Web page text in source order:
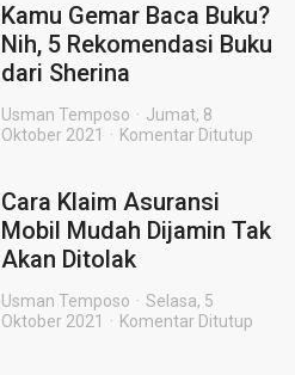
Kamu Gemar Baca Buku?
Nih, 5 Rekomendasi Buku
dari Sherina
Usman Temposo
Jumat, 8
Oktober 2021
Komentar Ditutup
Cara Klaim Asuransi
Mobil Mudah Dijamin Tak
Akan Ditolak
Usman Temposo
Selasa, 5
Oktober 2021
Komentar Ditutup